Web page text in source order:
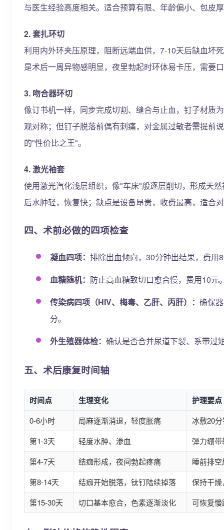
与医生经验高度相关。适合预算有限、年龄偏小、包皮
2. 套扎环切
利用内外环夹压原理，阻断远端血供，7-10天后缺血坏
是术后一周异物感明显，夜里勃起时环体易卡压，需要
3. 吻合器环切
像订书机一样，同步完成切割、缝合与止血，钉子材质
观对称；但钉子脱落前偶有刺痛，对金属过敏者需提前
的"性价比之王"。
4. 激光袖套
使用激光汽化浅层组织，像"车床"般逐层削切，形成天
后水肿轻，恢复快；缺点是设备昂贵，收费最高，适合
四、术前必做的四项检查
凝血四项： 排除出血倾向，30分钟出结果，费用
血糖随机： 防止高血糖致切口愈合慢，费用10元
传染病四项（HIV、梅毒、乙肝、丙肝）： 确保
分。
外生殖器体检： 确认是否合并尿道下裂、系带过
五、术后康复时间轴
时间点 生理变化 护理要点
0-6小时 局麻逐渐消退，轻度胀痛
冰敷20
第1-3天
轻度水肿、渗血
弹力绷
第4-7天
结痂形成，夜间勃起疼痛
睡前排
第8-14天
结痂开始脱落，钛钉陆续掉落
保持干
第15-30天
切口基本愈合，色素逐渐淡化 可恢复